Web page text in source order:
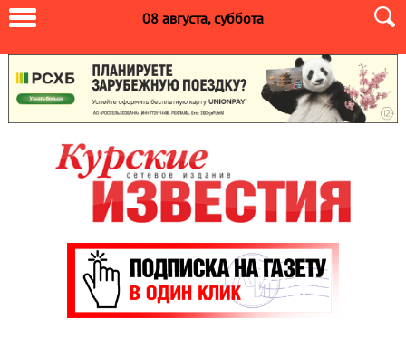
08 августа, суббота